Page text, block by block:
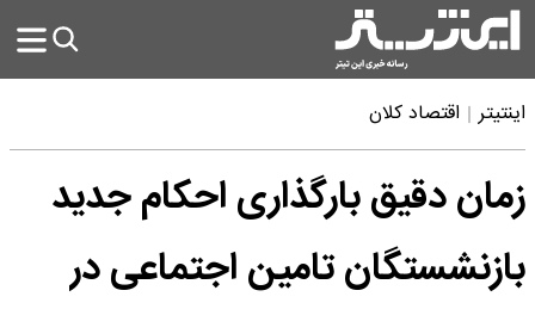
اینتیتر اقتصاد کلان
زمان دقیق بارگذاری احکام جدید
بازنشستگان تامین اجتماعی در